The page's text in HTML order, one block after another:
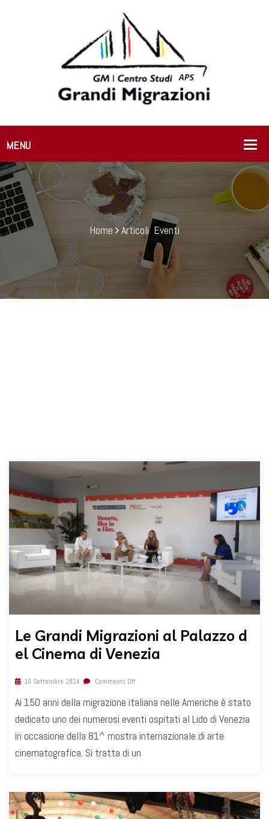
Home Articoli, Eventi
Le Grandi Migrazioni al Palazzo d
el Cinema di Venezia
10 Settembre 2024 Comments Off
Ai 150 anni della migrazione italiana nelle Americhe è stato
dedicato uno dei numerosi eventi ospitati al Lido di Venezia
in occasione della 81^ mostra internazionale di arte
cinematografica. Si tratta di un